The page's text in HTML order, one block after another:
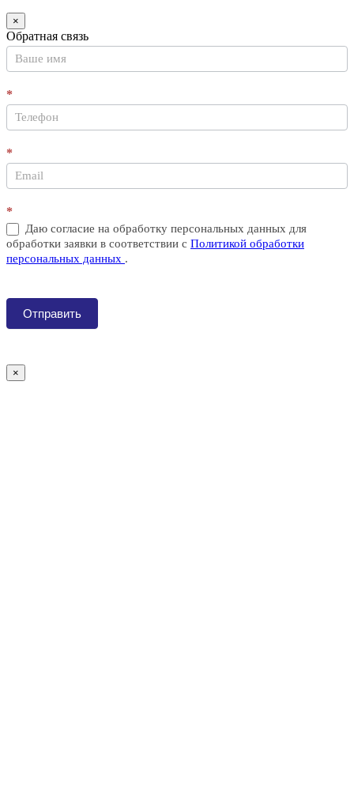
×
Обратная связь
Контакты
LIGHT
*
*
*
Даю согласие на обработку персональных данных для
обработки заявки в соответствии с Политикой обработки
персональных данных .
Отправить
Если
вы
оставьте
это
поле
×